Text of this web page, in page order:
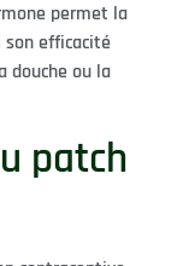
permet la
efficacité
douche ou la
patch